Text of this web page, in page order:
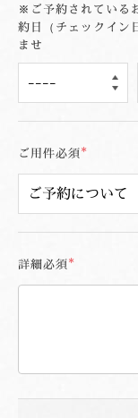
※ご予約されている
約日（チェックイン
ませ
ご用件必須
詳細必須